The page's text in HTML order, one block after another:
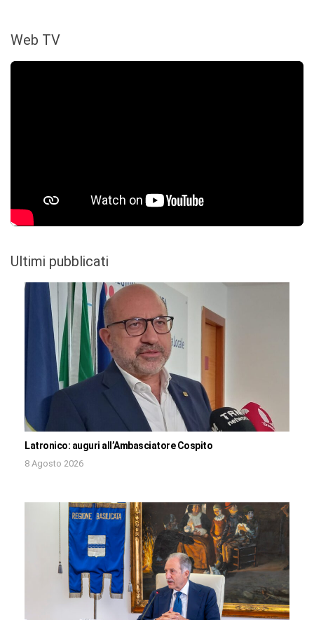
Web TV
Ultimi pubblicati
Latronico: auguri all’Ambasciatore Cospito
8 Agosto 2026